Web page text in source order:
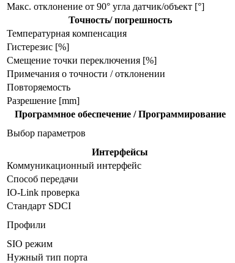
Макс. отклонение от 90° угла датчик/объект [°]
Точность/ погрешность
Температурная компенсация
Гистерезис [%]
Смещение точки переключения [%]
Примечания о точности / отклонении
Повторяемость
Разрешение [mm]
Программное обеспечение / Программирование
Выбор параметров
Интерфейсы
Коммуникационный интерфейс
Способ передачи
IO-Link проверка
Стандарт SDCI
Профили
SIO режим
Нужный тип порта